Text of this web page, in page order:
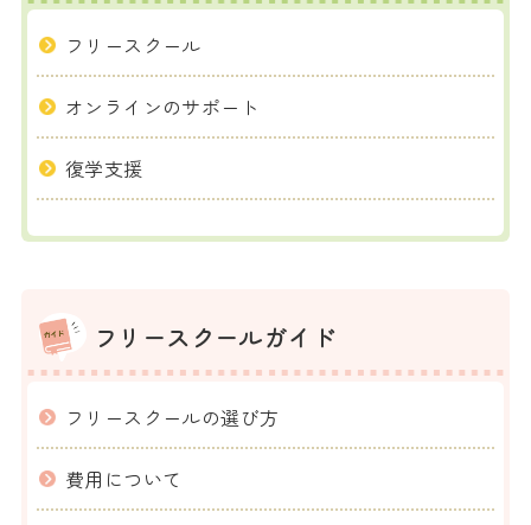
フリースクール
オンラインのサポート
復学支援
フリースクールガイド
フリースクールの選び方
費用について